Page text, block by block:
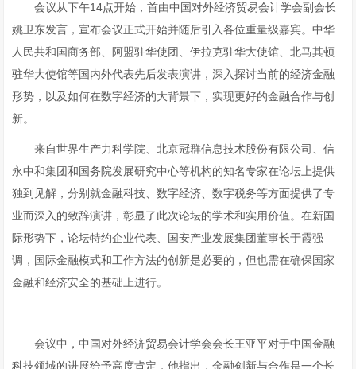
会议从下午14点开始，首由中国对外经济贸易会计学会副会长
姚卫东发言，宣布会议正式开始并随后引入各位重量级嘉宾。中华
人民共和国商务部、阿盟驻华使团、伊拉克驻华大使馆、北马其顿
驻华大使馆等国内外代表先后发表演讲，深入探讨当前的经济金融
形势，以及如何在数字经济的大背景下，实现更好的金融合作与创
新。
来自世界生产力科学院、北京冠群信息技术股份有限公司、信
永中和集团和国务院发展研究中心等机构的知名专家在论坛上提供
独到见解，分别就金融科技、数字经济、数字税务等方面提供了专
业而深入的致辞演讲，彰显了此次论坛的学术和实用价值。在新国
际形势下，论坛特约企业代表、国安产业发展集团董事长于霞强
调，国际金融模式和工作方法的创新是必要的，但也需在确保国家
金融和经济安全的基础上进行。
会议中，中国对外经济贸易会计学会会长王亚平对于中国金融
科技领域的进展给予高度肯定，他指出，金融创新与合作是一个长